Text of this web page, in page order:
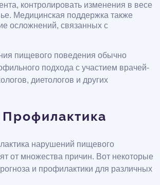
контролировать изменения в весе
Медицинская поддержка также
осложнений, связанных с
пищевого поведения обычно
подхода с участием врачей-
диетологов и других
нарушений пищевого
от множества причин. Вот некоторые
и профилактики для различных